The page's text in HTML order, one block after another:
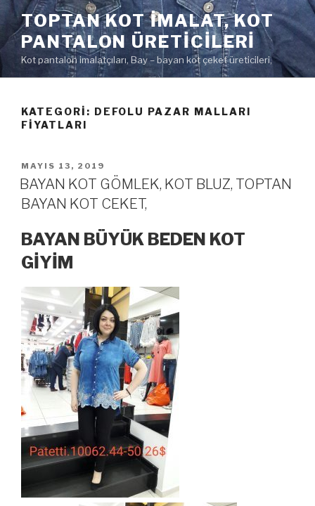
İçeriğe
geç TOPTAN KOT IMALAT, KOT
PANTALON ÜRETICILERI
Kot pantalon imalatçıları, Bay – bayan kot çeket üreticileri,
KATEGORI: DEFOLU PAZAR MALLARI
FIYATLARI
YAYIM
TARIHI
MAYIS 13, 2019
BAYAN KOT GÖMLEK, KOT BLUZ, TOPTAN
BAYAN KOT CEKET,
BAYAN BÜYÜK BEDEN KOT
GİYİM